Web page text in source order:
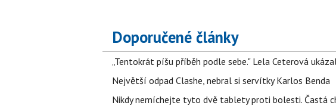
Doporučené články
„Tentokrát píšu příběh podle sebe." Lela Ceterová
Největší odpad Clashe, nebral si servítky Karlos Benda
Nikdy nemíchejte tyto dvě tablety proti bolesti. Častá